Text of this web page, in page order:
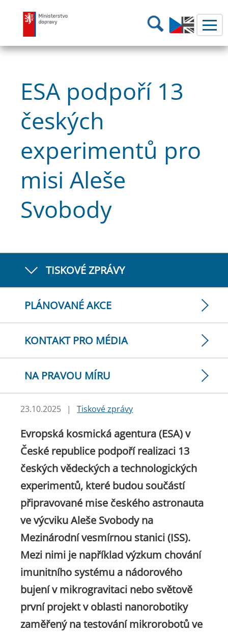
Ministerstvo dopravy Hledání
ESA podpoří 13
českých
experimentů pro
misi Aleše
Svobody
TISKOVÉ ZPRÁVY
PLÁNOVANÉ AKCE
KONTAKT PRO MÉDIA
NA PRAVOU MÍRU
23.10.2025 | Tiskové zprávy
Evropská kosmická agentura (ESA) v
České republice podpoří realizaci 13
českých vědeckých a technologických
experimentů, které budou součástí
připravované mise českého astronauta
ve výcviku Aleše Svobody na
Mezinárodní vesmírnou stanici (ISS).
Mezi nimi je například výzkum chování
imunitního systému a nádorového
bujení v mikrogravitaci nebo světově
první projekt v oblasti nanorobotiky
zaměřený na testování mikrorobotů ve